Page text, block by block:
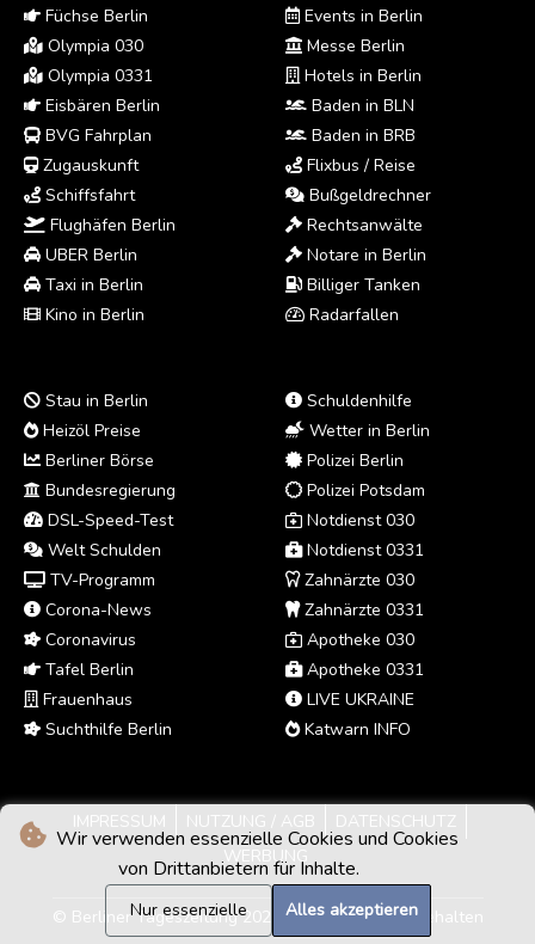
Wir verwenden essenzielle Cookies und Cookies
von Drittanbietern für Inhalte.
Nur essenzielle Alles akzeptieren
Füchse Berlin
Olympia 030
Olympia 0331
Eisbären Berlin
BVG Fahrplan
Zugauskunft
Schiffsfahrt
Flughäfen Berlin
UBER Berlin
Taxi in Berlin
Kino in Berlin
Events in Berlin
Messe Berlin
Hotels in Berlin
Baden in BLN
Baden in BRB
Flixbus / Reise
Bußgeldrechner
Rechtsanwälte
Notare in Berlin
Billiger Tanken
Radarfallen
Stau in Berlin
Heizöl Preise
Berliner Börse
Bundesregierung
DSL-Speed-Test
Welt Schulden
TV-Programm
Corona-News
Coronavirus
Tafel Berlin
Frauenhaus
Suchthilfe Berlin
Schuldenhilfe
Wetter in Berlin
Polizei Berlin
Polizei Potsdam
Notdienst 030
Notdienst 0331
Zahnärzte 030
Zahnärzte 0331
Apotheke 030
Apotheke 0331
LIVE UKRAINE
Katwarn INFO
IMPRESSUM NUTZUNG / AGB
DATENSCHUTZ
WERBUNG
© Berliner Tageszeitung 2026 - Alle Rechte vorbehalten